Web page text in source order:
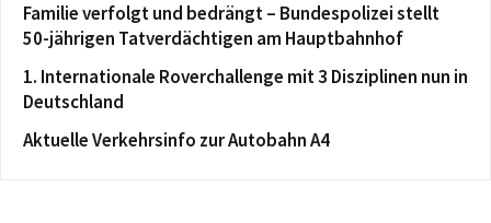
Familie verfolgt und bedrängt – Bundespolizei stellt
50-jährigen Tatverdächtigen am Hauptbahnhof
1. Internationale Roverchallenge mit 3 Disziplinen nun in
Deutschland
Aktuelle Verkehrsinfo zur Autobahn A4